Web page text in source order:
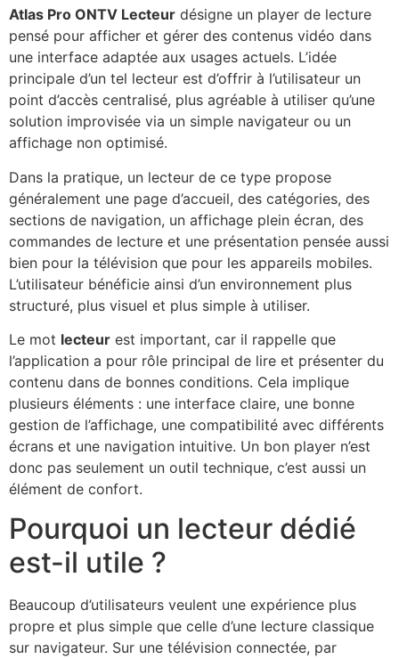
Atlas Pro ONTV Lecteur désigne un player de lecture
pensé pour afficher et gérer des contenus vidéo dans
une interface adaptée aux usages actuels. L’idée
principale d’un tel lecteur est d’offrir à l’utilisateur un
point d’accès centralisé, plus agréable à utiliser qu’une
solution improvisée via un simple navigateur ou un
affichage non optimisé.
Dans la pratique, un lecteur de ce type propose
généralement une page d’accueil, des catégories, des
sections de navigation, un affichage plein écran, des
commandes de lecture et une présentation pensée aussi
bien pour la télévision que pour les appareils mobiles.
L’utilisateur bénéficie ainsi d’un environnement plus
structuré, plus visuel et plus simple à utiliser.
Le mot lecteur est important, car il rappelle que
l’application a pour rôle principal de lire et présenter du
contenu dans de bonnes conditions. Cela implique
plusieurs éléments : une interface claire, une bonne
gestion de l’affichage, une compatibilité avec différents
écrans et une navigation intuitive. Un bon player n’est
donc pas seulement un outil technique, c’est aussi un
élément de confort.
Pourquoi un lecteur dédié
est-il utile ?
Beaucoup d’utilisateurs veulent une expérience plus
propre et plus simple que celle d’une lecture classique
sur navigateur. Sur une télévision connectée, par